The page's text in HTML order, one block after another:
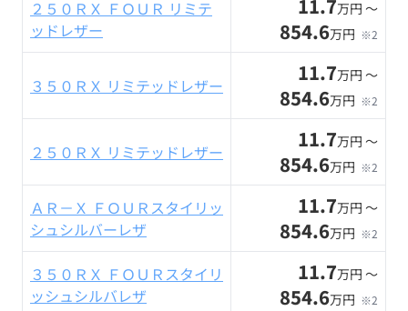
２５０ＲＸ ＦＯＵＲ リミテ
ッドレザー
11.7万円 〜
854.6万円 ※2
３５０ＲＸ リミテッドレザー 11.7万円 〜
854.6万円 ※2
２５０ＲＸ リミテッドレザー 11.7万円 〜
854.6万円 ※2
ＡＲ－Ｘ ＦＯＵＲスタイリッ
シュシルバーレザ
11.7万円 〜
854.6万円 ※2
３５０ＲＸ ＦＯＵＲスタイリ
ッシュシルバレザ
11.7万円 〜
854.6万円 ※2